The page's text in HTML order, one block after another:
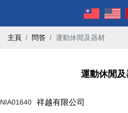
主頁 問答 運動休閒及器材
運動休閒及
NIA01640 祥越有限公司